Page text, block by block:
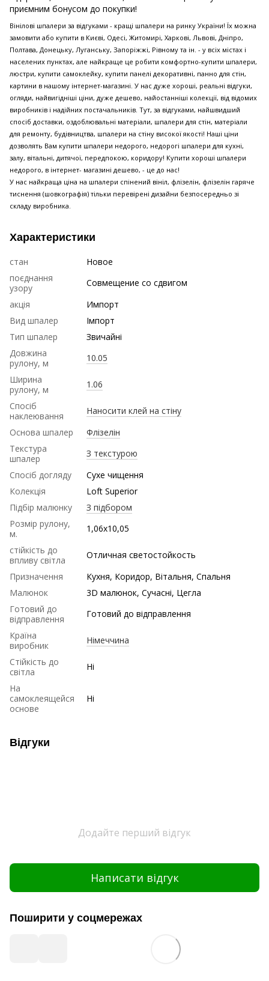
приємним бонусом до покупки!
Вінілові шпалери за відгуками - кращі шпалери на ринку України! Їх можна
замовити або купити в Києві, Одесі, Житомирі, Харкові, Львові, Дніпро,
Полтава, Донецьку, Луганську, Запоріжжі, Рівному та ін. - у всіх містах і
населених пунктах, але найкраще це робити комфортно-купити шпалери,
люстри, купити самоклейку, купити панелі декоративні, панно для стін,
картини в нашому інтернет-магазині. У нас дуже хороші, реальні відгуки,
огляди, найвигідніші ціни, дуже дешево, найостанніші колекції, від відомих
виробників і надійних постачальників. Тут, за відгуками, найшвидший
спосіб доставки, оздоблювальні матеріали, шпалери для стін, матеріали
для ремонту, будівництва, шпалери на стіну високої якості! Наші ціни
дозволять Вам купити шпалери недорого, недорогі шпалери для кухні,
залу, вітальні, дитячої, передпокою, коридору! Купити хороші шпалери
недорого, в інтернет- магазині дешево, - це до нас!
У нас найкраща ціна на шпалери спінений вініл, флізелін, флізелін гаряче
тиснення (шовкографія) тільки перевірені дизайни безпосередньо зі
складу виробника.
Характеристики
стан
Новое
поєднання
узору
Совмещение со сдвигом
акція
Импорт
Вид шпалер
Імпорт
Тип шпалер
Звичайні
Довжина
рулону, м
10.05
Ширина
рулону, м
1.06
Спосіб
наклеювання
Наносити клей на стіну
Основа шпалер
Флізелін
Текстура
шпалер
З текстурою
Спосіб догляду
Сухе чищення
Колекція
Loft Superior
Підбір малюнку
З підбором
Розмір рулону,
м.
1,06х10,05
стійкість до
впливу світла
Отличная светостойкость
Призначення
Кухня, Коридор, Вітальня, Спальня
Малюнок
3D малюнок, Сучасні, Цегла
Готовий до
відправлення
Готовий до відправлення
Країна
виробник
Німеччина
Стійкість до
світла
Ні
На
самоклеящейся
основе
Ні
Відгуки
Додайте перший відгук
Написати відгук
Поширити у соцмережах